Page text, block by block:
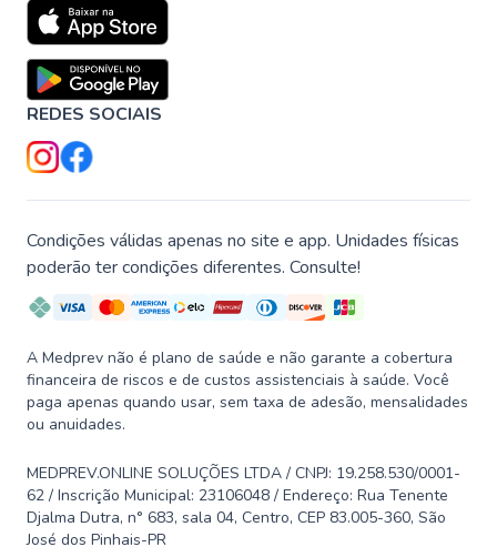
REDES SOCIAIS
Condições válidas apenas no site e app. Unidades físicas
poderão ter condições diferentes. Consulte!
A Medprev não é plano de saúde e não garante a cobertura
financeira de riscos e de custos assistenciais à saúde. Você
paga apenas quando usar, sem taxa de adesão, mensalidades
ou anuidades.
MEDPREV.ONLINE SOLUÇÕES LTDA / CNPJ: 19.258.530/0001-
62 / Inscrição Municipal: 23106048 / Endereço: Rua Tenente
Djalma Dutra, n° 683, sala 04, Centro, CEP 83.005-360, São
José dos Pinhais-PR